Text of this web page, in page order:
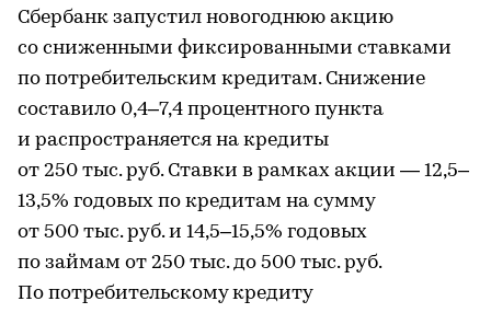
Сбербанк запустил новогоднюю акцию
со сниженными фиксированными ставками
по потребительским кредитам. Снижение
составило 0,4–7,4 процентного пункта
и распространяется на кредиты
от 250 тыс. руб. Ставки в рамках акции — 12,5–
13,5% годовых по кредитам на сумму
от 500 тыс. руб. и 14,5–15,5% годовых
по займам от 250 тыс. до 500 тыс. руб.
По потребительскому кредиту